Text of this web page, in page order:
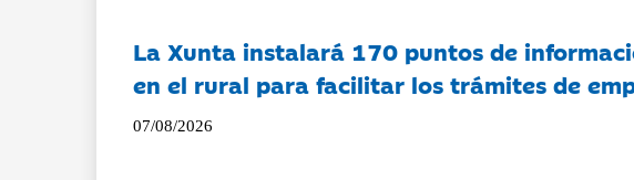
La Xunta instalará 170 puntos de
en el rural para facilitar los trámites de
07/08/2026